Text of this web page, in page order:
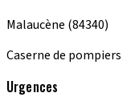
Malaucène (84340)
Caserne de pompiers
Urgences